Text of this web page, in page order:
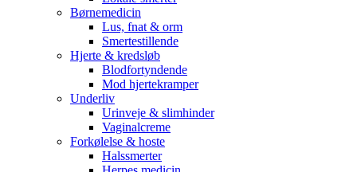
Børnemedicin
Lus, fnat & orm
Smertestillende
Hjerte & kredsløb
Blodfortyndende
Mod hjertekramper
Underliv
Urinveje & slimhinder
Vaginalcreme
Forkølelse & hoste
Halssmerter